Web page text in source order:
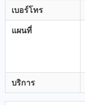
เบอร์โทร
แผนที่
บริการ